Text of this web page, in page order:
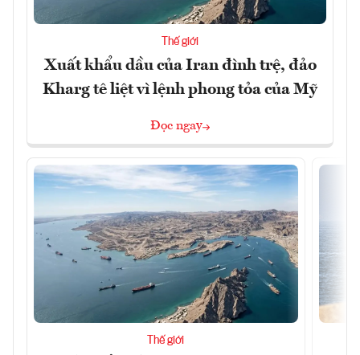
Thế giới
Xuất khẩu dầu của Iran đình trệ, đảo
Kharg tê liệt vì lệnh phong tỏa của Mỹ
Đọc ngay
Thế giới